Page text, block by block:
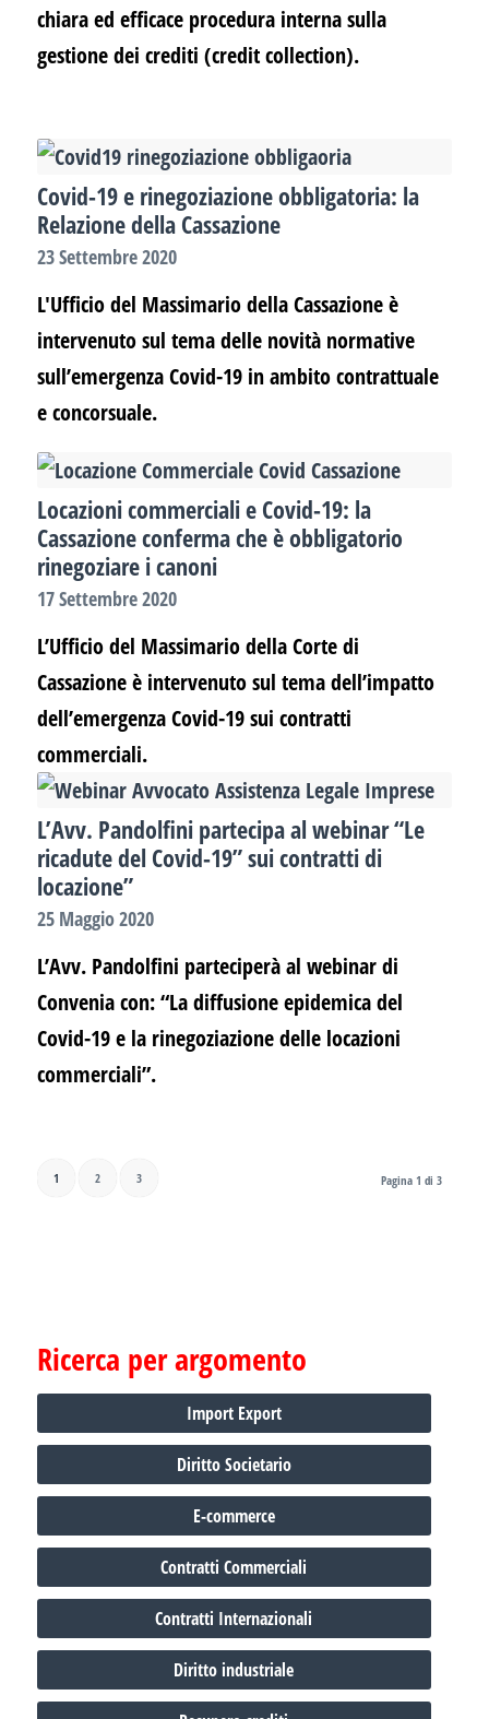
chiara ed efficace procedura interna sulla
gestione dei crediti (credit collection).
Covid-19 e rinegoziazione obbligatoria: la
Relazione della Cassazione
23 Settembre 2020
L'Ufficio del Massimario della Cassazione è
intervenuto sul tema delle novità normative
sull’emergenza Covid-19 in ambito contrattuale
e concorsuale.
Locazioni commerciali e Covid-19: la
Cassazione conferma che è obbligatorio
rinegoziare i canoni
17 Settembre 2020
L’Ufficio del Massimario della Corte di
Cassazione è intervenuto sul tema dell’impatto
dell’emergenza Covid-19 sui contratti
commerciali.
L’Avv. Pandolfini partecipa al webinar “Le
ricadute del Covid-19” sui contratti di
locazione”
25 Maggio 2020
L’Avv. Pandolfini parteciperà al webinar di
Convenia con: “La diffusione epidemica del
Covid-19 e la rinegoziazione delle locazioni
commerciali”.
Pagina 1 di 3
1 2 3
Ricerca per argomento
Import Export
Diritto Societario
E-commerce
Contratti Commerciali
Contratti Internazionali
Diritto industriale